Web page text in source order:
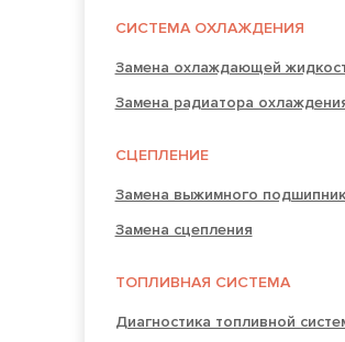
СИСТЕМА ОХЛАЖДЕНИЯ
Замена охлаждающей
Замена радиатора
СЦЕПЛЕНИЕ
Замена выжимного
Замена сцепления
ТОПЛИВНАЯ СИСТЕМА
Диагностика топливной